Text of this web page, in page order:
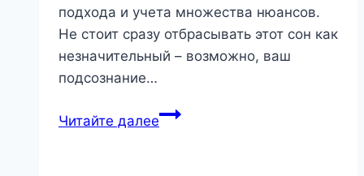
подхода и учета множества нюансов.
Не стоит сразу отбрасывать этот сон как
незначительный – возможно, ваш
подсознание…
Читайте далееПлаточек